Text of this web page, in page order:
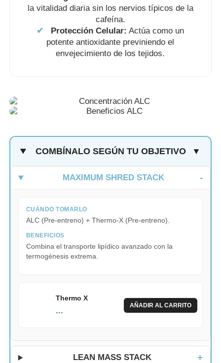
la vitalidad diaria sin los nervios típicos de la
cafeína.
✔
Protección Celular: Actúa como un
potente antioxidante previniendo el
envejecimiento de los tejidos.
COMBÍNALO SEGÚN TU OBJETIVO ▼
MAXIMUM SHRED STACK
CUÁNDO TOMARLO
ALC (Pre-entreno) + Thermo-X (Pre-entreno).
BENEFICIOS
Combina el transporte lipídico avanzado con la
termogénesis extrema.
Thermo X
...
AÑADIR AL CARRITO
LEAN MASS STACK